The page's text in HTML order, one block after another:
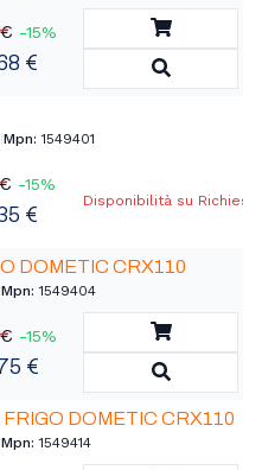
-15%
€
Aggiungi
Mpn: 1549401
-15%
€
Disponibilità su
DOMETIC CRX110
Mpn: 1549404
-15%
€
Aggiungi
DOMETIC CRX110
Mpn: 1549414